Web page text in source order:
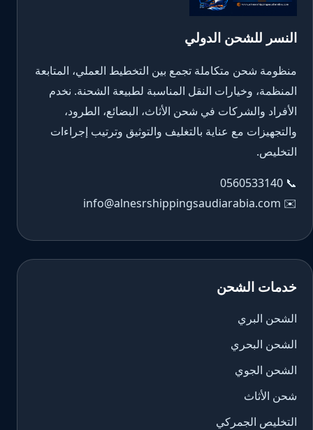
النسر للشحن الدولي
منظومة شحن متكاملة تجمع بين التخطيط العملي، المتابعة
المنظمة، وخيارات النقل المناسبة لطبيعة الشحنة. نخدم
الأفراد والشركات في شحن الأثاث، البضائع، الطرود،
والتجهيزات مع عناية بالتغليف والتوثيق وترتيب إجراءات
التخليص.
📞
0560533140
✉️
info@alnesrshippingsaudiarabia.com
خدمات الشحن
الشحن البري
الشحن البحري
الشحن الجوي
شحن الأثاث
التخليص الجمركي